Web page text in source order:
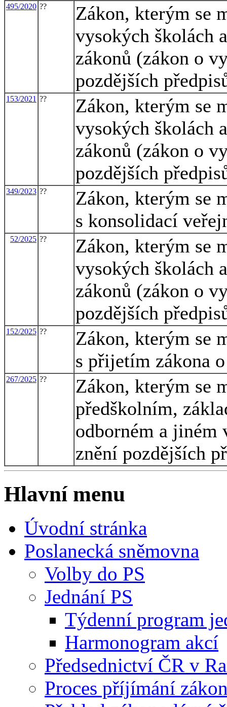
495/2020 ??
Zákon, kterým se
vysokých školách
zákonů (zákon o
pozdějších
153/2021 ??
Zákon, kterým se
vysokých školách
zákonů (zákon o
pozdějších
349/2023 ??
Zákon, kterým se
s konsolidací
52/2025 ??
Zákon, kterým se
vysokých školách
zákonů (zákon o
pozdějších
152/2025 ??
Zákon, kterým se
s přijetím zákona
267/2025 ??
Zákon, kterým se
předškolním,
odborném a jiném
znění pozdějších
Hlavní menu
Úvodní stránka
Poslanecká sněmovna
Volby do PS
Jednání PS
Týdenní program
Harmonogram akcí
Předsednictví ČR v
Proces příjímání